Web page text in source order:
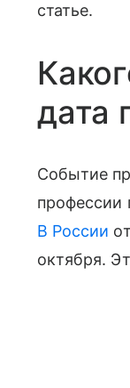
статье.
дата
Событие
профессии
В России
октября.